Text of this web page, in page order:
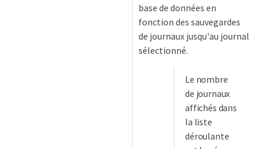
base de données en
fonction des sauvegardes
de journaux jusqu'au journal
sélectionné.
Le nombre
de journaux
affichés dans
la liste
déroulante